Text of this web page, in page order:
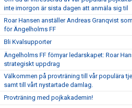
inte imorgon är sista dagen att anmäla sig til
Roar Hansen anställer Andreas Granqvist
för Ängelholms FF
Bli Kvalsupporter
Ängelholms FF förnyar ledarskapet: Roar
strategiskt uppdrag
Välkommen på provträning till vår populära
samt till vårt nystartade damlag.
Provträning med pojkakademin!